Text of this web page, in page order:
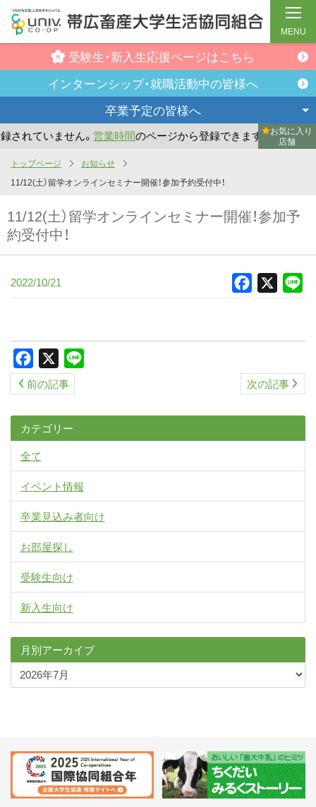
コ
ン
テ
受験生・新入生応援ページはこちら
インターンシップ・就職活動中の皆様へ
卒業予定の皆様へ
れていません。営業時間のページから登録できます。 ま
お気に入り
店舗
MENU
トップページ
お知らせ
11/12(土）留学オンラインセミナー開催！参加予約受付中！
11/12(土）留学オンラインセミナー開催！参加予
約受付中！
2022/10/21 Facebook
Facebook
前の記事 次の記事
カテゴリー
全て
イベント情報
卒業見込み者向け
お部屋探し
受験生向け
新入生向け
月別アーカイブ